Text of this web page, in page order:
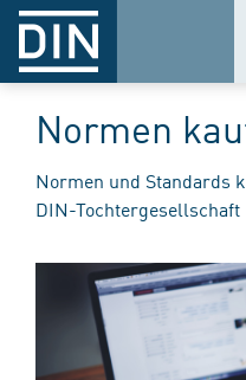
Normen
Normen und Standards
DIN-Tochtergesellschaft